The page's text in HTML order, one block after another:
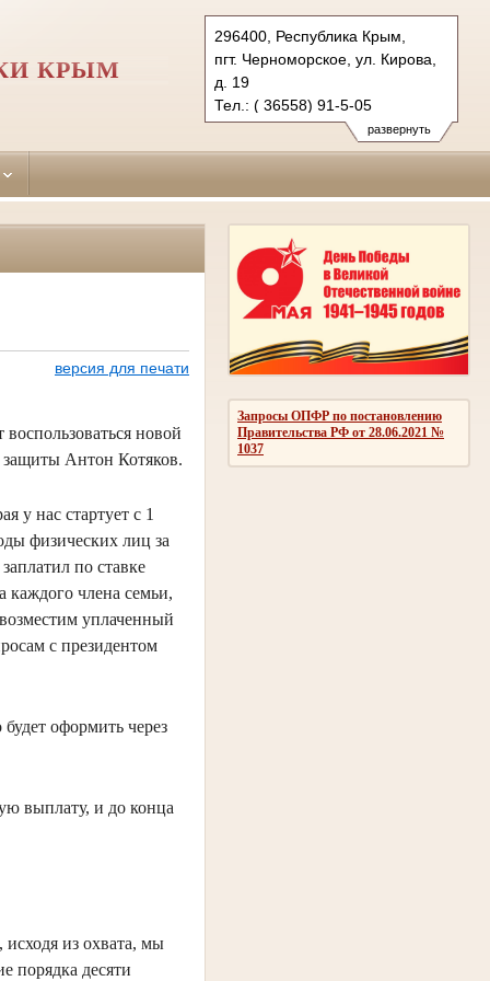
развернуть
296400, Республика Крым,
пгт. Черноморское, ул. Кирова,
д. 19
Тел.: ( 36558) 91-5-05
chernomorskiy.krm@sudrf.ru
показать на карте
КРЫМ
Запросы ОПФР по постановлению
Правительства РФ от 28.06.2021 №
1037
версия для печати
новой
защиты Антон Котяков.
у нас стартует с 1
физических лиц за
по ставке
члена семьи,
уплаченный
с президентом
оформить через
выплату, и до конца
исходя из охвата, мы
порядка десяти